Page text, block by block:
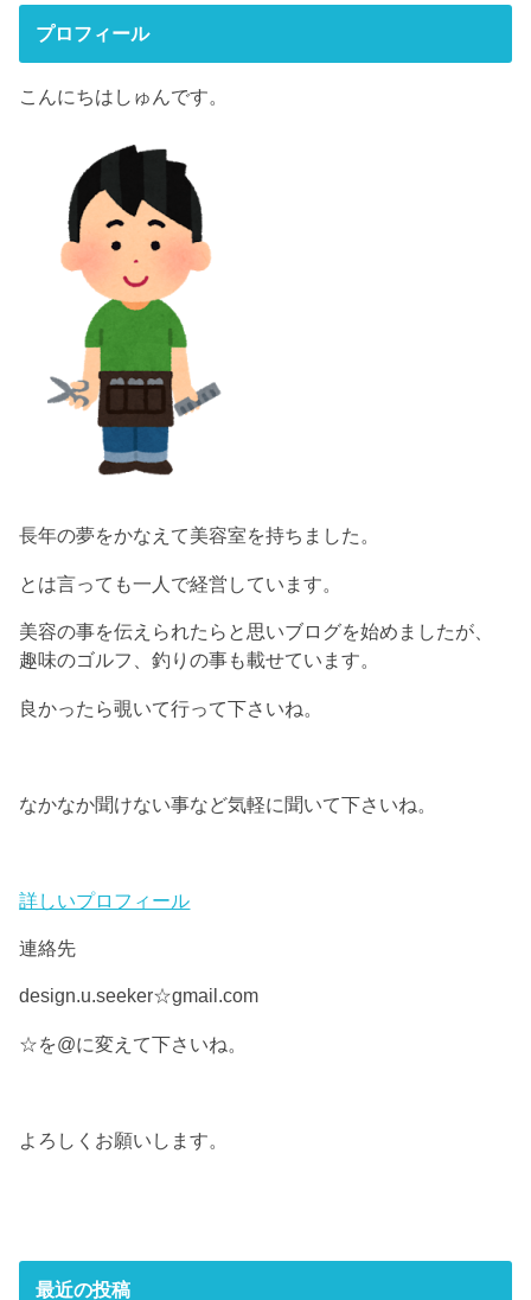
プロフィール
こんにちはしゅんです。
長年の夢をかなえて美容室を持ちました。
とは言っても一人で経営しています。
美容の事を伝えられたらと思いブログを始めましたが、
趣味のゴルフ、釣りの事も載せています。
良かったら覗いて行って下さいね。
なかなか聞けない事など気軽に聞いて下さいね。
詳しいプロフィール
連絡先
design.u.seeker☆gmail.com
☆を@に変えて下さいね。
よろしくお願いします。
最近の投稿